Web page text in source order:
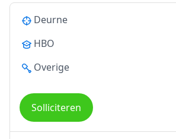
Deurne
HBO
Overige
Solliciteren